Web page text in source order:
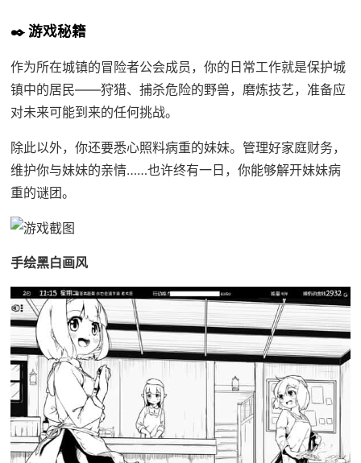
✒️ 游戏秘籍
作为所在城镇的冒险者公会成员，你的日常工作就是保护城
镇中的居民——狩猎、捕杀危险的野兽，磨炼技艺，准备应
对未来可能到来的任何挑战。
除此以外，你还要悉心照料病重的妹妹。管理好家庭财务，
维护你与妹妹的亲情……也许终有一日，你能够解开妹妹病
重的谜团。
手绘黑白画风